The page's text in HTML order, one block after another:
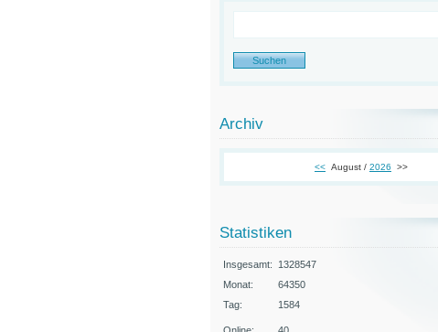
Archiv
<< August / 2026 >>
Statistiken
Insgesamt:
1328547
Monat:
64350
Tag:
1584